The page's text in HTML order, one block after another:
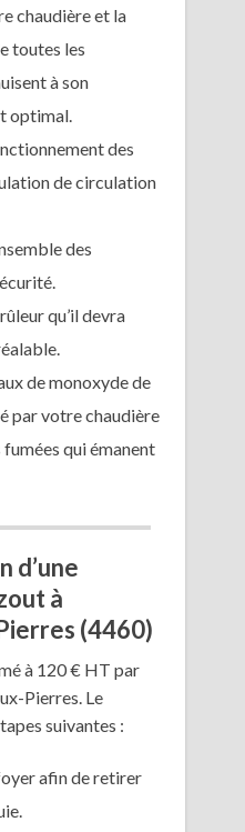
chaudière et la
toutes les
à son
optimal.
des
de circulation
des
qu’il devra
de monoxyde de
par votre chaudière
qui émanent
d’une
à
(4460)
à 120 € HT par
Pierres. Le
suivantes :
afin de retirer